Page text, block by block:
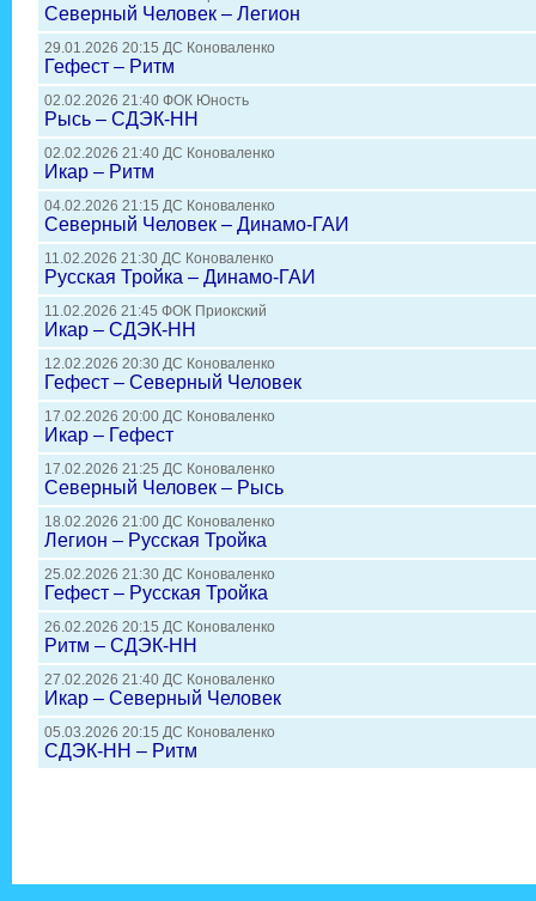
Северный Человек – Легион
29.01.2026 20:15 ДС Коноваленко
Гефест – Ритм
02.02.2026 21:40 ФОК Юность
Рысь – СДЭК-НН
02.02.2026 21:40 ДС Коноваленко
Икар – Ритм
04.02.2026 21:15 ДС Коноваленко
Северный Человек – Динамо-ГАИ
11.02.2026 21:30 ДС Коноваленко
Русская Тройка – Динамо-ГАИ
11.02.2026 21:45 ФОК Приокский
Икар – СДЭК-НН
12.02.2026 20:30 ДС Коноваленко
Гефест – Северный Человек
17.02.2026 20:00 ДС Коноваленко
Икар – Гефест
17.02.2026 21:25 ДС Коноваленко
Северный Человек – Рысь
18.02.2026 21:00 ДС Коноваленко
Легион – Русская Тройка
25.02.2026 21:30 ДС Коноваленко
Гефест – Русская Тройка
26.02.2026 20:15 ДС Коноваленко
Ритм – СДЭК-НН
27.02.2026 21:40 ДС Коноваленко
Икар – Северный Человек
05.03.2026 20:15 ДС Коноваленко
СДЭК-НН – Ритм